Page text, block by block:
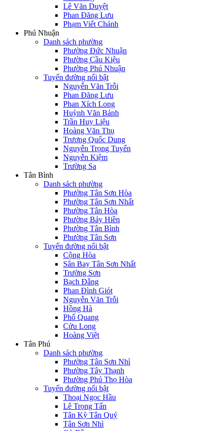
Lê Văn Duyệt
Phan Đăng Lưu
Phạm Viết Chánh
Phú Nhuận
Danh sách phường
Phường Đức Nhuận
Phường Cầu Kiệu
Phường Phú Nhuận
Tuyến đường nổi bật
Nguyễn Văn Trỗi
Phan Đăng Lưu
Phan Xích Long
Huỳnh Văn Bánh
Trần Huy Liệu
Hoàng Văn Thụ
Trương Quốc Dung
Nguyễn Trọng Tuyển
Nguyễn Kiệm
Trường Sa
Tân Bình
Danh sách phường
Phường Tân Sơn Hòa
Phường Tân Sơn Nhất
Phường Tân Hòa
Phường Bảy Hiền
Phường Tân Bình
Phường Tân Sơn
Tuyến đường nổi bật
Cộng Hòa
Sân Bay Tân Sơn Nhất
Trường Sơn
Bạch Đằng
Phan Đình Giót
Nguyễn Văn Trỗi
Hồng Hà
Phổ Quang
Cửu Long
Hoàng Việt
Tân Phú
Danh sách phường
Phường Tân Sơn Nhì
Phường Tây Thạnh
Phường Phú Thọ Hòa
Tuyến đường nổi bật
Thoại Ngọc Hầu
Lê Trọng Tấn
Tân Kỳ Tân Quý
Tân Sơn Nhì